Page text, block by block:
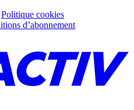
Politique cookies
d’abonnement